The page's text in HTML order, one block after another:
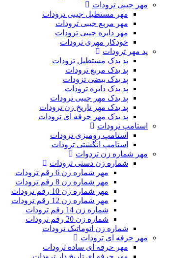
مهر جیبی ترودات
مهر مستطیل جیبی ترودات
مهر مربع جیبی ترودات
مهر دایره جیبی ترودات
خودکار مهری ترودات
پد مهر ترودات
پد یدک مستطیل ترودات
پد یدک مربع ترودات
پد یدک بیضی تزودات
پد یدک دایره ترودات
پد یدک مهر جیبی ترودات
پد یدک مهر تاریخ زن ترودات
پد یدک مهر حرفه ای ترودات
استامپ ترودات
استامپ رومیزی ترودات
استامپ انگشتی ترودات
مهر شماره زن تردوات
شماره زن دستی ترودات
مهر شماره زن 6 رقم ترودات
مهر شماره زن 8 رقم ترودات
مهر شماره زن 10 رقم ترودات
مهر شماره زن 12 رقم ترودات
شماره زن 14 رقم ترودات
شماره زن 20 رقم ترودات
شماره زن اتوماتیک ترودات
مهر حرفه ای ترودات
مهر حرفه ای ساده ترودات
مهر حرفه ای تاریخ دار ترودات